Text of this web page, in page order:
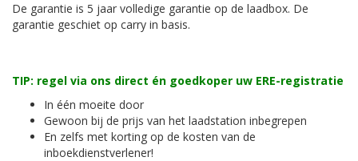
De garantie is 5 jaar volledige garantie op de laadbox. De
garantie geschiet op carry in basis.
TIP: regel via ons direct én goedkoper uw ERE-registratie
In één moeite door
Gewoon bij de prijs van het laadstation inbegrepen
En zelfs met korting op de kosten van de
inboekdienstverlener!